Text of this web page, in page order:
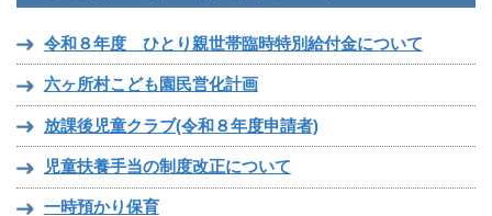
令和８年度 ひとり親世帯臨時特別給付金について
六ヶ所村こども園民営化計画
放課後児童クラブ(令和８年度申請者)
児童扶養手当の制度改正について
一時預かり保育